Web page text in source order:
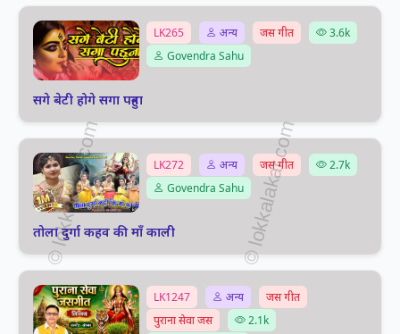
LK265 अन्य जस गीत
3.6k
Govendra Sahu
सगे बेटी होगे सगा पहुना
LK272 अन्य जस गीत
2.7k
Govendra Sahu
तोला दुर्गा कहव की माँ काली
LK1247 अन्य
जस गीत
पुराना सेवा जस
2.1k